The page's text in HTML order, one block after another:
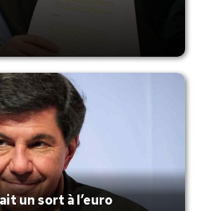
un sort à l’euro